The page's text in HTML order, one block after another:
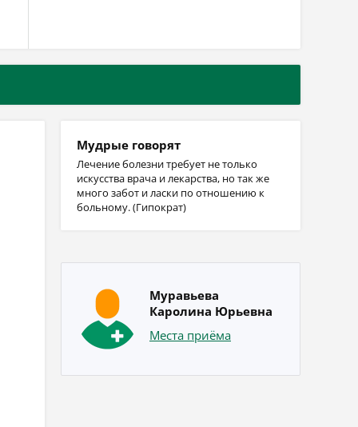
Мудрые говорят
Лечение болезни требует не только
искусства врача и лекарства, но так же
много забот и ласки по отношению к
больному. (Гипократ)
Муравьева
Каролина Юрьевна
Места приёма